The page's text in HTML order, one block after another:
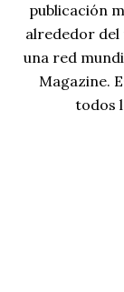
publicación
alrededor del
una red
Magazine.
todos